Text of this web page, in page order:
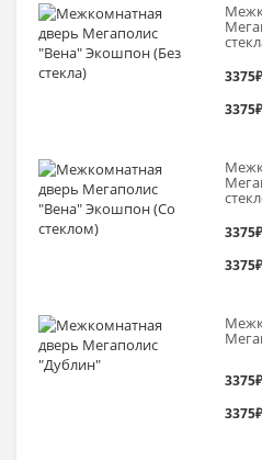
3375₽
3375₽
3375₽